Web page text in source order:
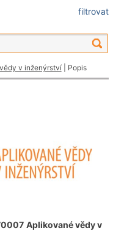
filtrovat
v inženýrství| Popis
Aplikované vědy v